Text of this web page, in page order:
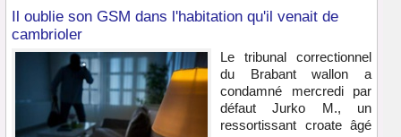
Il oublie son GSM dans l'habitation qu'il venait de
cambrioler
Le tribunal correctionnel
du Brabant wallon a
condamné mercredi par
défaut Jurko M., un
ressortissant croate âgé